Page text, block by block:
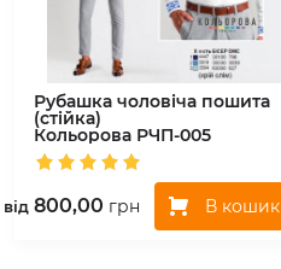
Рубашка чоловіча пошита
(стійка)
Кольорова РЧП-005
вiд 800,00 грн В кошик